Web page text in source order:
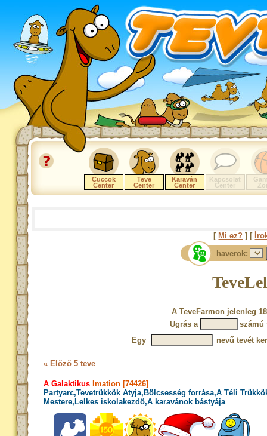
Cuccok
Center
Teve
Center
Karaván
Center
Kapcsolat
Center
[ Mi ez? ] [
haverok:
A TeveFarmon jelenleg
Ugrás a
számú
Egy
nevű tevét
« Előző 5 teve
A Galaktikus Imation [74426]
Partyarc,Tevetrükkök Atyja,Bölcsesség forrása,A Téli
Mestere,Lelkes iskolakezdő,A karavánok bástyája